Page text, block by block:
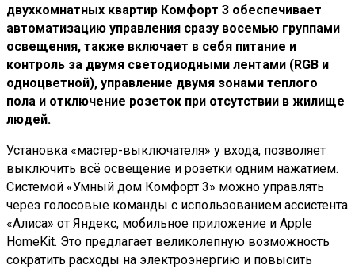
двухкомнатных квартир Комфорт 3 обеспечивает
автоматизацию управления сразу восемью группами
освещения, также включает в себя питание и
контроль за двумя светодиодными лентами (RGB и
одноцветной), управление двумя зонами теплого
пола и отключение розеток при отсутствии в жилище
людей.
Установка «мастер-выключателя» у входа, позволяет
выключить всё освещение и розетки одним нажатием.
Системой «Умный дом Комфорт 3» можно управлять
через голосовые команды с использованием ассистента
«Алиса» от Яндекс, мобильное приложение и Apple
HomeKit. Это предлагает великолепную возможность
сократить расходы на электроэнергию и повысить